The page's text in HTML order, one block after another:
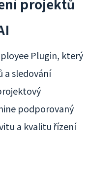
projektů
Plugin, který
a sledování
podporovaný
a kvalitu řízení